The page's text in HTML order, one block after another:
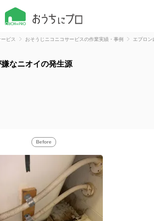
ビス おそうじニコニコサービスの作業実績・事例
エプロン
なニオイの発生源
Before